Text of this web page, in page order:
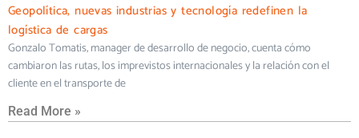
Geopolítica, nuevas industrias y tecnología redefinen la
logística de cargas
Gonzalo Tomatis, manager de desarrollo de negocio, cuenta cómo
cambiaron las rutas, los imprevistos internacionales y la relación con el
cliente en el transporte de
Read More »